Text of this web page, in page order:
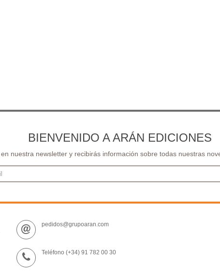
BIENVENIDO A ARÁN EDICIONES
nuestra newsletter y recibirás información sobre todas nuestras
pedidos@grupoaran.com
Teléfono (+34) 91 782 00 30